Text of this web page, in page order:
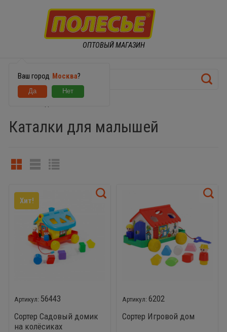
ОПТОВЫЙ МАГАЗИН
Ваш город Москва?
Каталки для малышей
Хит!
56443
Сортер Садовый домик
на колёсиках
6202
Сортер Игровой дом